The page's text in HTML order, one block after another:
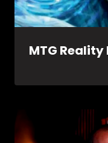
MTG